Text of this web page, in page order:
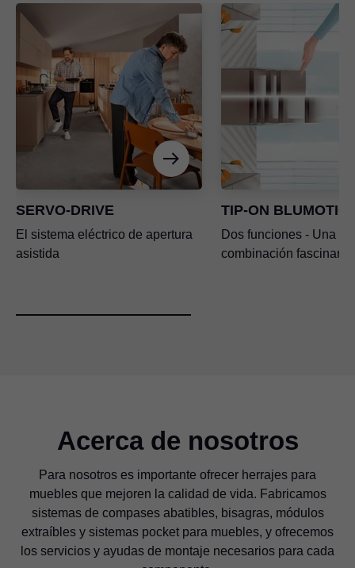
SERVO-DRIVE
El sistema eléctrico de apertura
asistida
TIP-ON
Dos funciones - Una
combinación fascinante
Acerca de nosotros
Para nosotros es importante ofrecer herrajes para
muebles que mejoren la calidad de vida. Fabricamos
sistemas de compases abatibles, bisagras, módulos
extraíbles y sistemas pocket para muebles, y ofrecemos
los servicios y ayudas de montaje necesarios para cada